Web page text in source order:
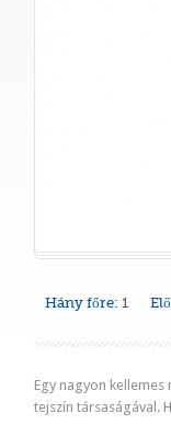
Hány főre: 1
Egy nagyon
tejszín társaságával.